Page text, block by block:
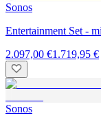
Sonos
Entertainment Set -
2.097,00 €1.719,95 €
Sonos